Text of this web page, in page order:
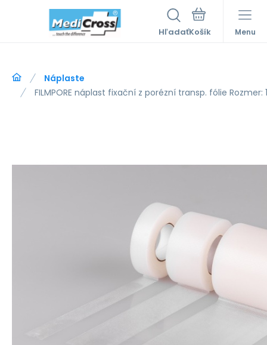
Hľadať Menu
Náplaste
FILMPORE náplast fixační z porézní transp. fólie Rozmer: